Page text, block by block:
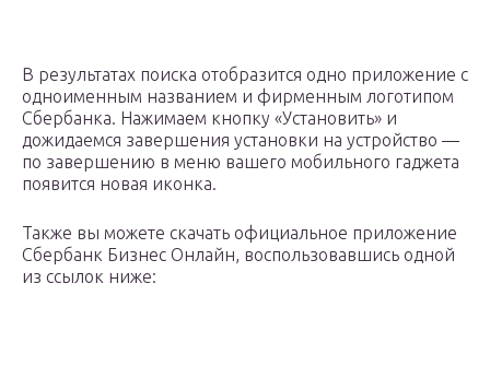
В результатах поиска отобразится одно приложение с
одноименным названием и фирменным логотипом
Сбербанка. Нажимаем кнопку «Установить» и
дожидаемся завершения установки на устройство —
по завершению в меню вашего мобильного гаджета
появится новая иконка.
Также вы можете скачать официальное приложение
Сбербанк Бизнес Онлайн, воспользовавшись одной
из ссылок ниже: